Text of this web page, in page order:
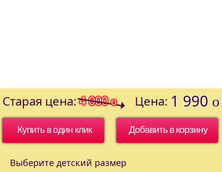
Старая цена: 4 000o Цена: 1 990 o
Купить в один клик
Выберите детский размер